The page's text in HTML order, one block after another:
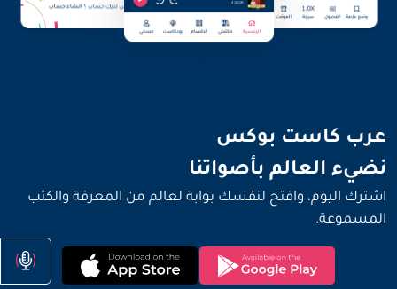
عرب كاست بوكس
نضيء العالم بأصواتنا
اشترك اليوم، وافتح لنفسك بوابة لعالم من المعرفة والكتب
المسموعة.